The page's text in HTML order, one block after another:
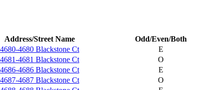
Address/Street Name
Odd/Even/Both
4680-4680 Blackstone Ct
E
4681-4681 Blackstone Ct
O
4686-4686 Blackstone Ct
E
4687-4687 Blackstone Ct
O